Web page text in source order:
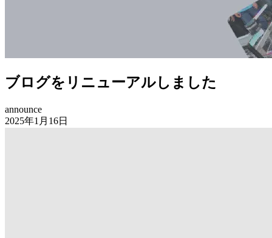
ブログをリニューアルしました
announce
2025年1月16日